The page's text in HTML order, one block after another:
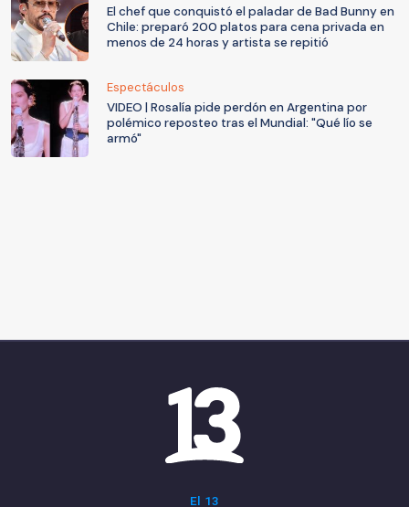
El chef que conquistó el paladar de Bad Bunny en
Chile: preparó 200 platos para cena privada en
menos de 24 horas y artista se repitió
Espectáculos
VIDEO | Rosalía pide perdón en Argentina por
polémico reposteo tras el Mundial: "Qué lío se
armó"
El 13